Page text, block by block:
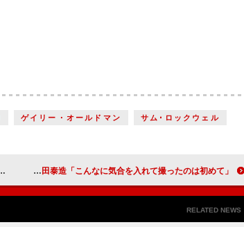
ゲイリー・オールドマン
サム･ロックウェル
内野聖陽「原田さん、満州のことあまり分かってないね」 原田泰造「こんなに気合を入れて撮ったのは初めて」
RELATED NEWS